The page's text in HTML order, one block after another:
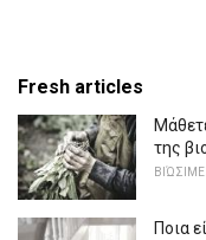
Fresh articles
της
Ποια